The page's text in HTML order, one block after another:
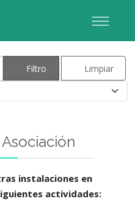
Filtro Limpiar
instalaciones en
actividades: